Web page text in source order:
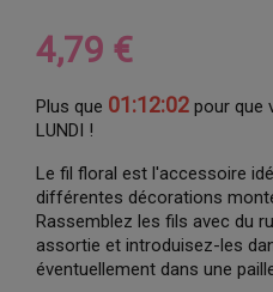
4,79 €
Plus que 01:12:01 pour que
LUNDI !
Le fil floral est l'accessoire
différentes décorations
Rassemblez les fils avec du
assortie et introduisez-les
éventuellement dans une